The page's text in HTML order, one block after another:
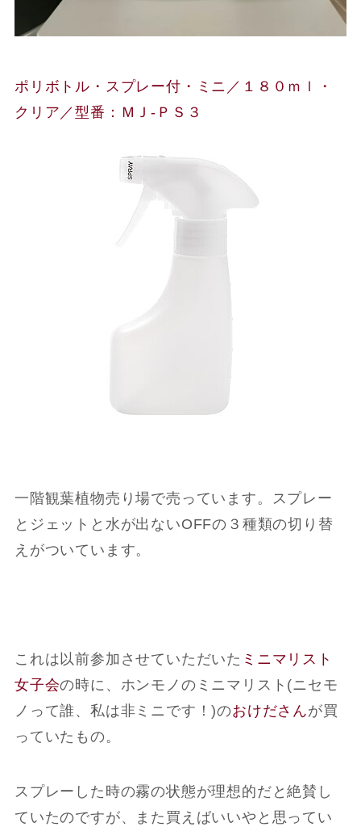
ポリボトル・スプレー付・ミニ／１８０ｍｌ・
クリア／型番：ＭＪ‐ＰＳ３
一階観葉植物売り場で売っています。スプレー
とジェットと水が出ないOFFの３種類の切り替
えがついています。
これは以前参加させていただいた ミニマリスト
女子会の時に、ホンモノのミニマリスト(ニセモ
ノって誰、私は非ミニです！)のおけださんが買
っていたもの。
スプレーした時の霧の状態が理想的だと絶賛し
ていたのですが、また買えばいいやと思ってい